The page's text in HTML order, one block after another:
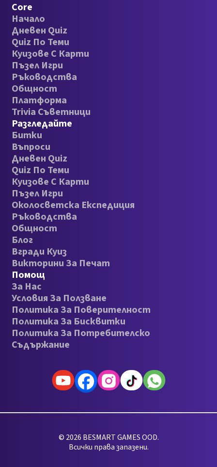
Core
Начало
Дневен Quiz
Quiz По Теми
Куизове С Карти
Пъзел Игри
Ръководства
Общност
Платформа
Trivia Съветници
Разгледайте
Битки
Въпроси
Дневен Quiz
Quiz По Теми
Куизове С Карти
Пъзел Игри
Околосветска Експедиция
Ръководства
Общност
Блог
Вгради Куиз
Викторини За Печат
Помощ
За Нас
Условия За Ползване
Политика За Поверителност
Политика За Бисквитки
Политика За Потребителско
Съдържание
© 2026 BESMART GAMES OOD.
Всички права запазени.